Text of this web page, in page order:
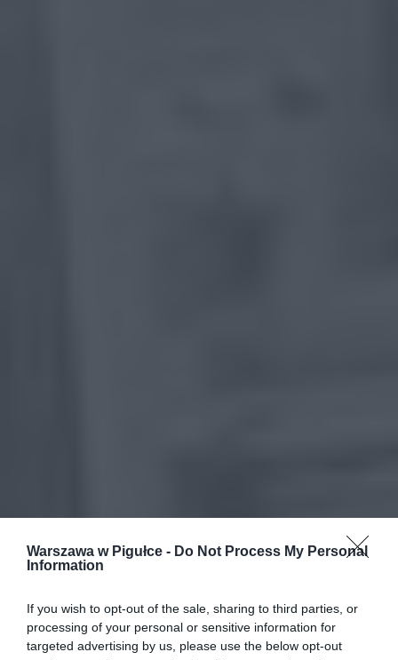
Warszawa w Pigułce - Do Not Process My Personal
Information
If you wish to opt-out of the sale, sharing to third parties, or
processing of your personal or sensitive information for
targeted advertising by us, please use the below opt-out